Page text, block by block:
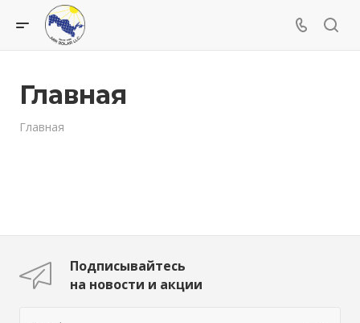
Главная
Главная
Подписывайтесь
на новости и акции